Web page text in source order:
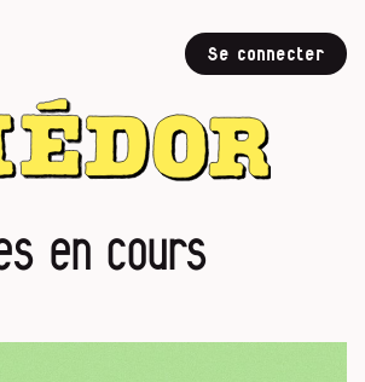
Se connecter
en cours